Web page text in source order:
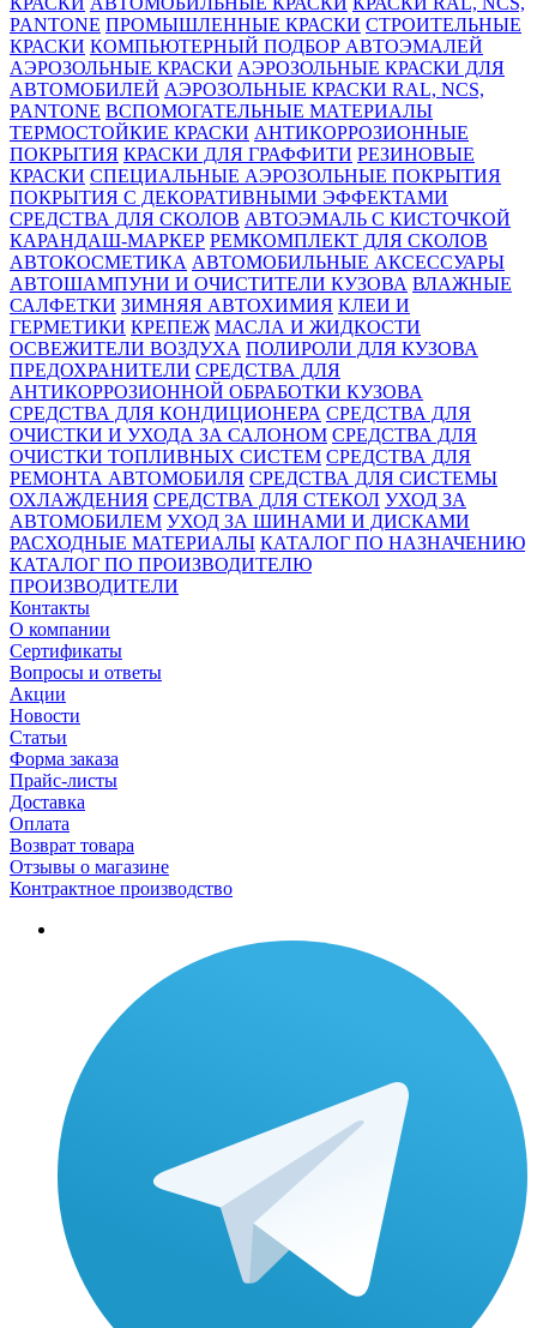
PANTONE ПРОМЫШЛЕННЫЕ КРАСКИ СТРОИТЕЛЬНЫЕ
КРАСКИ КОМПЬЮТЕРНЫЙ ПОДБОР АВТОЭМАЛЕЙ
АЭРОЗОЛЬНЫЕ КРАСКИ АЭРОЗОЛЬНЫЕ КРАСКИ ДЛЯ
АВТОМОБИЛЕЙ АЭРОЗОЛЬНЫЕ КРАСКИ RAL, NCS,
PANTONE ВСПОМОГАТЕЛЬНЫЕ МАТЕРИАЛЫ
ТЕРМОСТОЙКИЕ КРАСКИ АНТИКОРРОЗИОННЫЕ
ПОКРЫТИЯ КРАСКИ ДЛЯ ГРАФФИТИ РЕЗИНОВЫЕ
КРАСКИ СПЕЦИАЛЬНЫЕ АЭРОЗОЛЬНЫЕ ПОКРЫТИЯ
ПОКРЫТИЯ С ДЕКОРАТИВНЫМИ ЭФФЕКТАМИ
СРЕДСТВА ДЛЯ СКОЛОВ АВТОЭМАЛЬ С КИСТОЧКОЙ
КАРАНДАШ-МАРКЕР РЕМКОМПЛЕКТ ДЛЯ СКОЛОВ
АВТОКОСМЕТИКА АВТОМОБИЛЬНЫЕ АКСЕССУАРЫ
АВТОШАМПУНИ И ОЧИСТИТЕЛИ КУЗОВА ВЛАЖНЫЕ
САЛФЕТКИ ЗИМНЯЯ АВТОХИМИЯ КЛЕИ И
ГЕРМЕТИКИ КРЕПЕЖ МАСЛА И ЖИДКОСТИ
ОСВЕЖИТЕЛИ ВОЗДУХА ПОЛИРОЛИ ДЛЯ КУЗОВА
ПРЕДОХРАНИТЕЛИ СРЕДСТВА ДЛЯ
АНТИКОРРОЗИОННОЙ ОБРАБОТКИ КУЗОВА
СРЕДСТВА ДЛЯ КОНДИЦИОНЕРА СРЕДСТВА ДЛЯ
ОЧИСТКИ И УХОДА ЗА САЛОНОМ СРЕДСТВА ДЛЯ
ОЧИСТКИ ТОПЛИВНЫХ СИСТЕМ СРЕДСТВА ДЛЯ
РЕМОНТА АВТОМОБИЛЯ СРЕДСТВА ДЛЯ СИСТЕМЫ
ОХЛАЖДЕНИЯ СРЕДСТВА ДЛЯ СТЕКОЛ УХОД ЗА
АВТОМОБИЛЕМ УХОД ЗА ШИНАМИ И ДИСКАМИ
РАСХОДНЫЕ МАТЕРИАЛЫ КАТАЛОГ ПО НАЗНАЧЕНИЮ
КАТАЛОГ ПО ПРОИЗВОДИТЕЛЮ
ПРОИЗВОДИТЕЛИ
Контакты
О компании
Сертификаты
Вопросы и ответы
Акции
Новости
Статьи
Форма заказа
Прайс-листы
Доставка
Оплата
Возврат товара
Отзывы о магазине
Контрактное производство